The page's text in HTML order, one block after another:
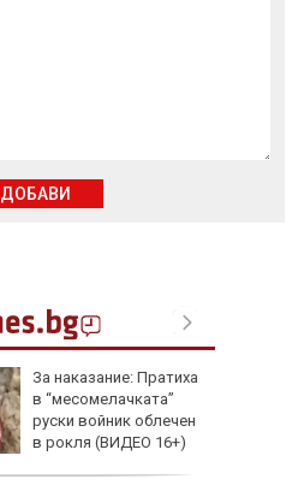
За наказание: Пратиха
в “месомелачката”
руски войник облечен
в рокля (ВИДЕО 16+)
ДОБАВИ